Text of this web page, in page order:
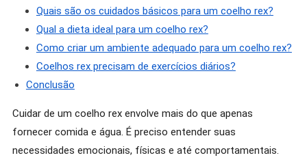
Quais são os cuidados básicos para um coelho rex?
Qual a dieta ideal para um coelho rex?
Como criar um ambiente adequado para um coelho rex?
Coelhos rex precisam de exercícios diários?
Conclusão
Cuidar de um coelho rex envolve mais do que apenas
fornecer comida e água. É preciso entender suas
necessidades emocionais, físicas e até comportamentais.